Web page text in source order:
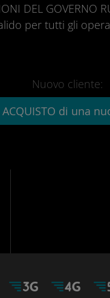
DEL
per tutti gli
Nuovo cliente:
ACQUISTO di una